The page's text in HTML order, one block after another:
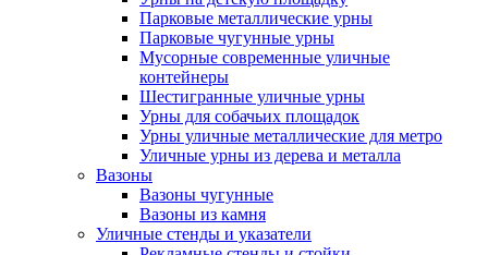
Парковые металлические урны
Парковые чугунные урны
Мусорные современные уличные
контейнеры
Шестигранные уличные урны
Урны для собачьих площадок
Урны уличные металлические для метро
Уличные урны из дерева и металла
Вазоны
Вазоны чугунные
Вазоны из камня
Уличные стенды и указатели